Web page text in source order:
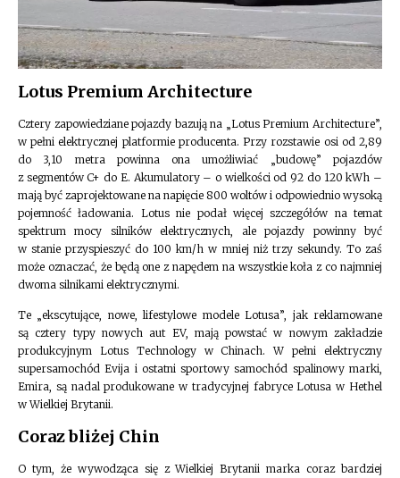
Lotus Premium Architecture
Cztery zapowiedziane pojazdy bazują na „Lotus Premium Architecture”,
w pełni elektrycznej platformie producenta. Przy rozstawie osi od 2,89
do 3,10 metra powinna ona umożliwiać „budowę” pojazdów
z segmentów C+ do E. Akumulatory – o wielkości od 92 do 120 kWh –
mają być zaprojektowane na napięcie 800 woltów i odpowiednio wysoką
pojemność ładowania. Lotus nie podał więcej szczegółów na temat
spektrum mocy silników elektrycznych, ale pojazdy powinny być
w stanie przyspieszyć do 100 km/h w mniej niż trzy sekundy. To zaś
może oznaczać, że będą one z napędem na wszystkie koła z co najmniej
dwoma silnikami elektrycznymi.
Te „ekscytujące, nowe, lifestylowe modele Lotusa”, jak reklamowane
są cztery typy nowych aut EV, mają powstać w nowym zakładzie
produkcyjnym Lotus Technology w Chinach. W pełni elektryczny
supersamochód Evija i ostatni sportowy samochód spalinowy marki,
Emira, są nadal produkowane w tradycyjnej fabryce Lotusa w Hethel
w Wielkiej Brytanii.
Coraz bliżej Chin
O tym, że wywodząca się z Wielkiej Brytanii marka coraz bardziej